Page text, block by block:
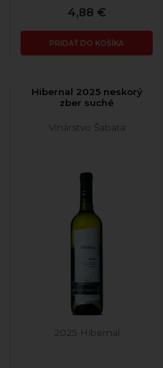
4,88 €
PRIDAŤ DO KOŠÍKA
Hibernal 2025 neskorý
zber suché
Vinárstvo Šabata
2025 Hibernal